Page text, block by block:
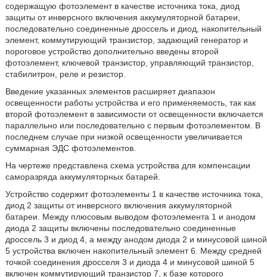
содержащую фотоэлемент в качестве источника тока, диод
защиты от инверсного включения аккумуляторной батареи,
последовательно соединенные дроссель и диод, накопительный
элемент, коммутирующий транзистор, задающий генератор и
пороговое устройство дополнительно введены второй
фотоэлемент, ключевой транзистор, управляющий транзистор,
стабилитрон, реле и резистор.
Введение указанных элементов расширяет диапазон
освещенности работы устройства и его применяемость, так как
второй фотоэлемент в зависимости от освещенности включается
параллельно или последовательно с первым фотоэлементом. В
последнем случае при низкой освещенности увеличивается
суммарная ЭДС фотоэлементов.
На чертеже представлена схема устройства для компенсации
саморазряда аккумуляторных батарей.
Устройство содержит фотоэлементы 1 в качестве источника тока,
диод 2 защиты от инверсного включения аккумуляторной
батареи. Между плюсовым выводом фотоэлемента 1 и анодом
диода 2 защиты включены последовательно соединенные
дроссель 3 и диод 4, а между анодом диода 2 и минусовой шиной
5 устройства включен накопительный элемент 6. Между средней
точкой соединения дросселя 3 и диода 4 и минусовой шиной 5
включен коммутирующий транзистор 7, к базе которого